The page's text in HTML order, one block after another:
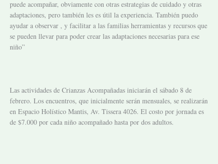
puede acompañar, obviamente con otras estrategias de cuidado y otras
adaptaciones, pero también les es útil la experiencia. También puedo
ayudar a observar , y facilitar a las familias herramientas y recursos que
se pueden llevar para poder crear las adaptaciones necesarias para ese
niño”
Las actividades de Crianzas Acompañadas iniciarán el sábado 8 de
febrero. Los encuentros, que inicialmente serán mensuales, se realizarán
en Espacio Holístico Mantis, Av. Tissera 4026. El costo por jornada es
de $7.000 por cada niño acompañado hasta por dos adultos.